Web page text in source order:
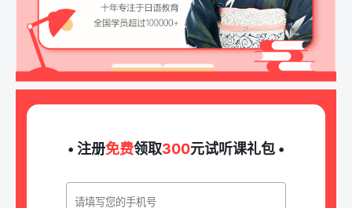
• 注册免费领取300元试听课礼包 •